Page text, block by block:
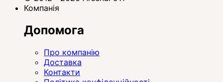
Компанія
Допомога
Про компанію
Доставка
Контакти